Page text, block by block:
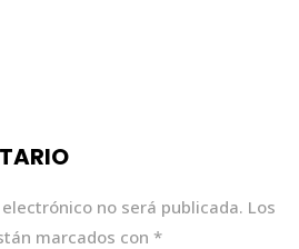
no será publicada. Los
marcados con *